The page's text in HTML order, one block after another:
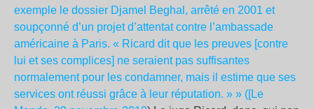
exemple le dossier Djamel Beghal, arrêté en 2001 et
soupçonné d’un projet d’attentat contre l’ambassade
américaine à Paris. « Ricard dit que les preuves [contre
lui et ses complices] ne seraient pas suffisantes
normalement pour les condamner, mais il estime que ses
services ont réussi grâce à leur réputation. » » ([Le